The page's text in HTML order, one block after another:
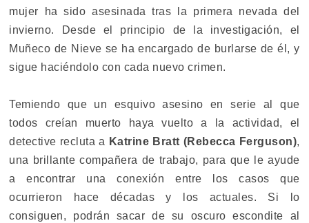
mujer ha sido asesinada tras la primera nevada del
invierno. Desde el principio de la investigación, el
Muñeco de Nieve se ha encargado de burlarse de él, y
sigue haciéndolo con cada nuevo crimen.
Temiendo que un esquivo asesino en serie al que
todos creían muerto haya vuelto a la actividad, el
detective recluta a Katrine Bratt (Rebecca Ferguson),
una brillante compañera de trabajo, para que le ayude
a encontrar una conexión entre los casos que
ocurrieron hace décadas y los actuales. Si lo
consiguen, podrán sacar de su oscuro escondite al